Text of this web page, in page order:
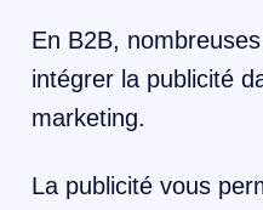
En B2B,
intégrer la publicité
marketing.
La publicité vous